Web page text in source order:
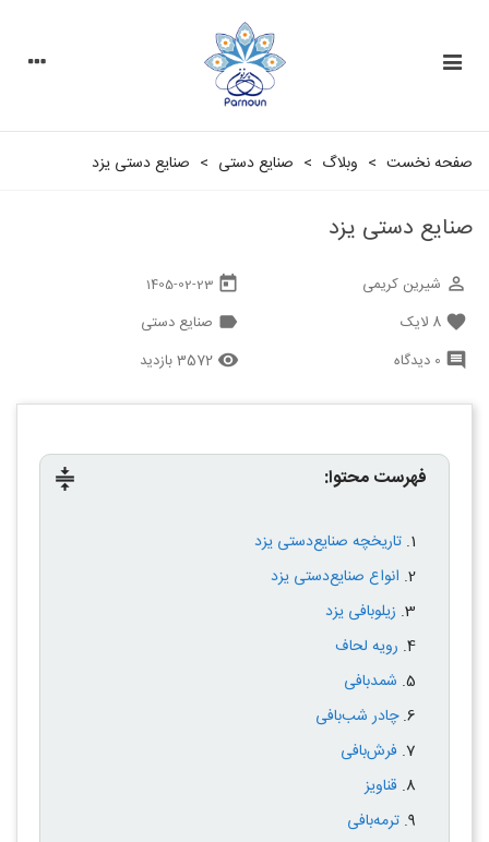
صفحه نخست > وبلاگ > صنایع دستی > صنایع دستی یزد
صنایع دستی یزد
today
1405-02-23 perm_identity شیرین کریمی
label صنایع دستی favorite
8 لایک
remove_red_eye 3572 بازدید comment 0 دیدگاه
compress فهرست محتوا:
تاریخچه صنایع‌دستی یزد
انواع صنایع‌دستی یزد
زیلوبافی یزد
رویه لحاف
شمدبافی
چادر شب‌بافی
فرش‌بافی
قناویز
ترمه‌بافی